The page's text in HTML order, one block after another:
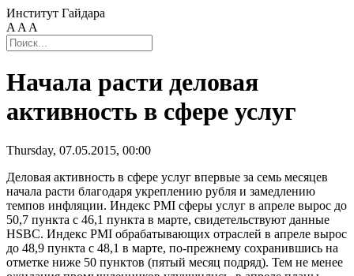
Институт Гайдара
A A A
Начала расти деловая
активность в сфере услуг
Thursday, 07.05.2015, 00:00
Деловая активность в сфере услуг впервые за семь месяцев
начала расти благодаря укреплению рубля и замедлению
темпов инфляции. Индекс PMI сферы услуг в апреле вырос до
50,7 пункта с 46,1 пункта в марте, свидетельствуют данные
HSBC. Индекс PMI обрабатывающих отраслей в апреле вырос
до 48,9 пункта с 48,1 в марте, по-прежнему сохранившись на
отметке ниже 50 пунктов (пятый месяц подряд). Тем не менее